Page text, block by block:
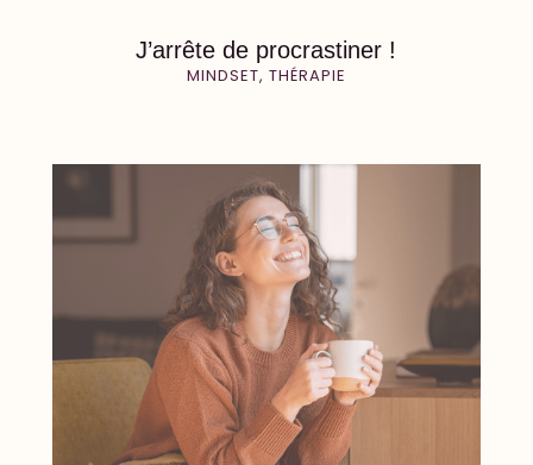
J’arrête de procrastiner !
MINDSET, THÉRAPIE